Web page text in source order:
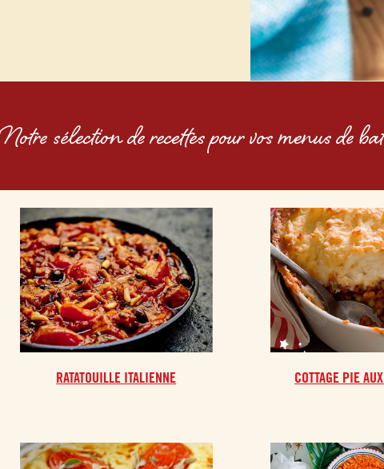
Notre sélection de recettes pour vos menus de
RATATOUILLE ITALIENNE COTTAGE PIE